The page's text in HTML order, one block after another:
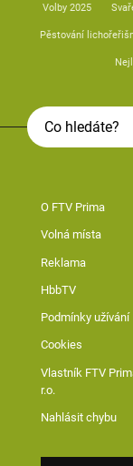
Volby 2025
Pěstování
O FTV Prima
Volná místa
Reklama
HbbTV
Podmínky užívání
Cookies
Vlastník FTV
r.o.
Nahlásit chybu